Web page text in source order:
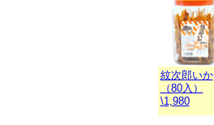
紋次郎いか
（80入）
\1,980